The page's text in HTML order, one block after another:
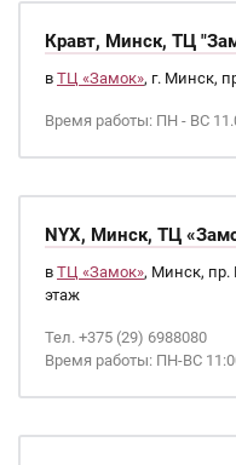
Кравт, Минск, ТЦ
в ТЦ «Замок», г. Минск,
Время работы: ПН - ВС
NYX, Минск, ТЦ
в ТЦ «Замок», Минск, пр.
этаж
Тел. +375 (29) 6988080
Время работы: ПН-ВС